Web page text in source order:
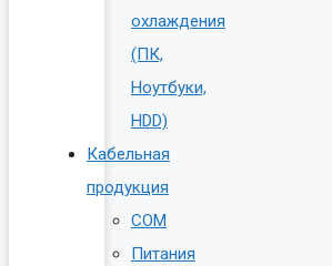
охлаждения
(ПК,
Ноутбуки,
HDD)
Кабельная
продукция
COM
Питания